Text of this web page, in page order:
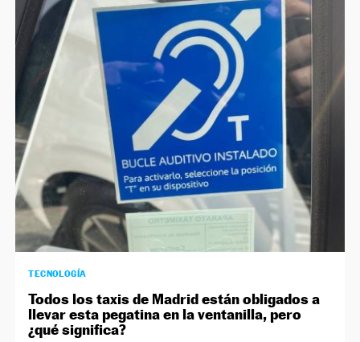
TECNOLOGÍA
Todos los taxis de Madrid están obligados a
llevar esta pegatina en la ventanilla, pero
¿qué significa?